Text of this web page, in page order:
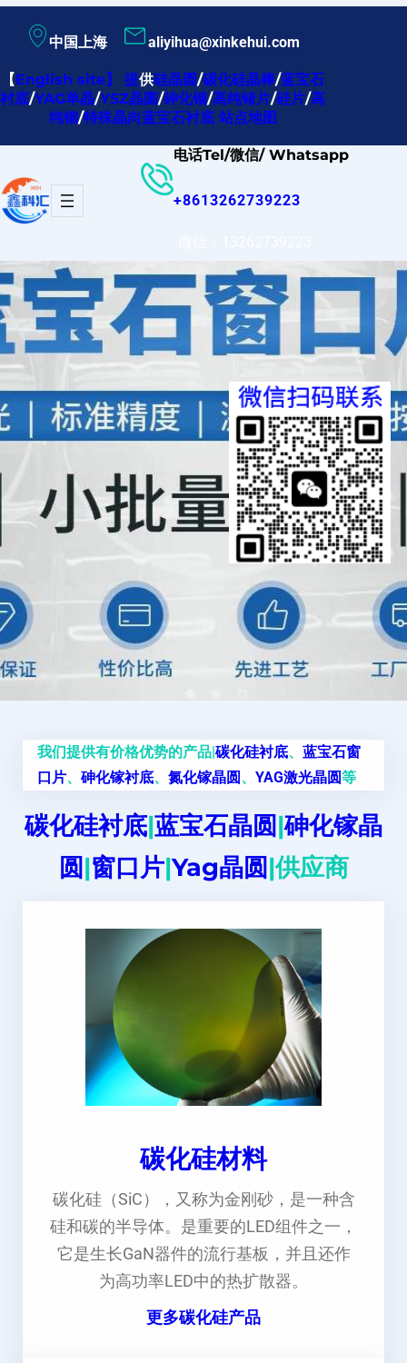
内
容
中国上海 aliyihua@xinkehui.com
【English site】提供硅晶圆/碳化硅晶棒/蓝宝石
衬底/YAG单晶/YSZ晶圆/砷化铟/高纯锗片/硅片/高
纯铟/特殊晶向蓝宝石衬底 站点地图
电话Tel/微信/ Whatsapp
+8613262739223
我们提供有价格优势的产品|碳化硅衬底、 蓝宝石窗
口片、 砷化镓衬底、 氮化镓晶圆、 YAG激光晶圆等
碳化硅衬底|蓝宝石晶圆|砷化镓晶
圆|窗口片|Yag晶圆|供应商
碳化硅材料
碳化硅（SiC），又称为金刚砂，是一种含
硅和碳的半导体。是重要的LED组件之一，
它是生长GaN器件的流行基板，并且还作
为高功率LED中的热扩散器。
更多碳化硅产品